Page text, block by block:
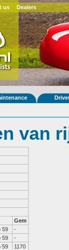
us Dealers
van
Gem
59
-
59
-
59
1170